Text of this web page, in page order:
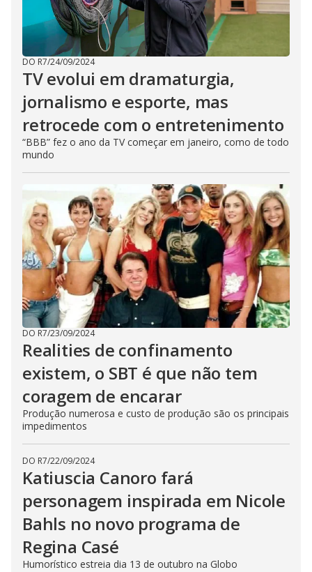
DO R7/24/09/2024
TV evolui em dramaturgia,
jornalismo e esporte, mas
retrocede com o entretenimento
“BBB” fez o ano da TV começar em janeiro, como de todo
mundo
DO R7/23/09/2024
Realities de confinamento
existem, o SBT é que não tem
coragem de encarar
Produção numerosa e custo de produção são os principais
impedimentos
DO R7/22/09/2024
Katiuscia Canoro fará
personagem inspirada em Nicole
Bahls no novo programa de
Regina Casé
Humorístico estreia dia 13 de outubro na Globo